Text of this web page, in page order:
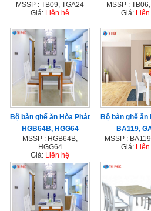
MSSP : TB09, TGA24
Giá: Liên hệ
MSSP :
Giá:
Bộ bàn ghế ăn Hòa Phát
HGB64B, HGG64
MSSP : HGB64B,
HGG64
Giá: Liên hệ
Bộ bàn ghế ăn
BA119,
MSSP :
Giá: